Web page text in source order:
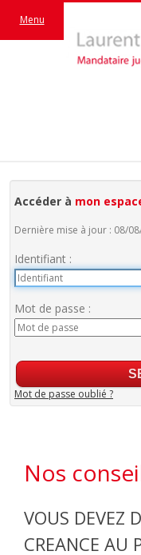
Menu
Accéder à mon
Dernière mise à jour : 08/
Identifiant :
Mot de passe :
Mot de passe oublié ?
Nos
VOUS DEVEZ
CREANCE AU